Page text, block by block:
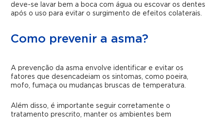
deve-se lavar bem a boca com água ou escovar os dentes
após o uso para evitar o surgimento de efeitos colaterais.
Como prevenir a asma?
A prevenção da asma envolve identificar e evitar os
fatores que desencadeiam os sintomas, como poeira,
mofo, fumaça ou mudanças bruscas de temperatura.
Além disso, é importante seguir corretamente o
tratamento prescrito, manter os ambientes bem